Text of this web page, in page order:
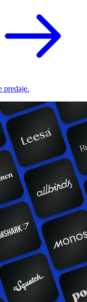
predaje.